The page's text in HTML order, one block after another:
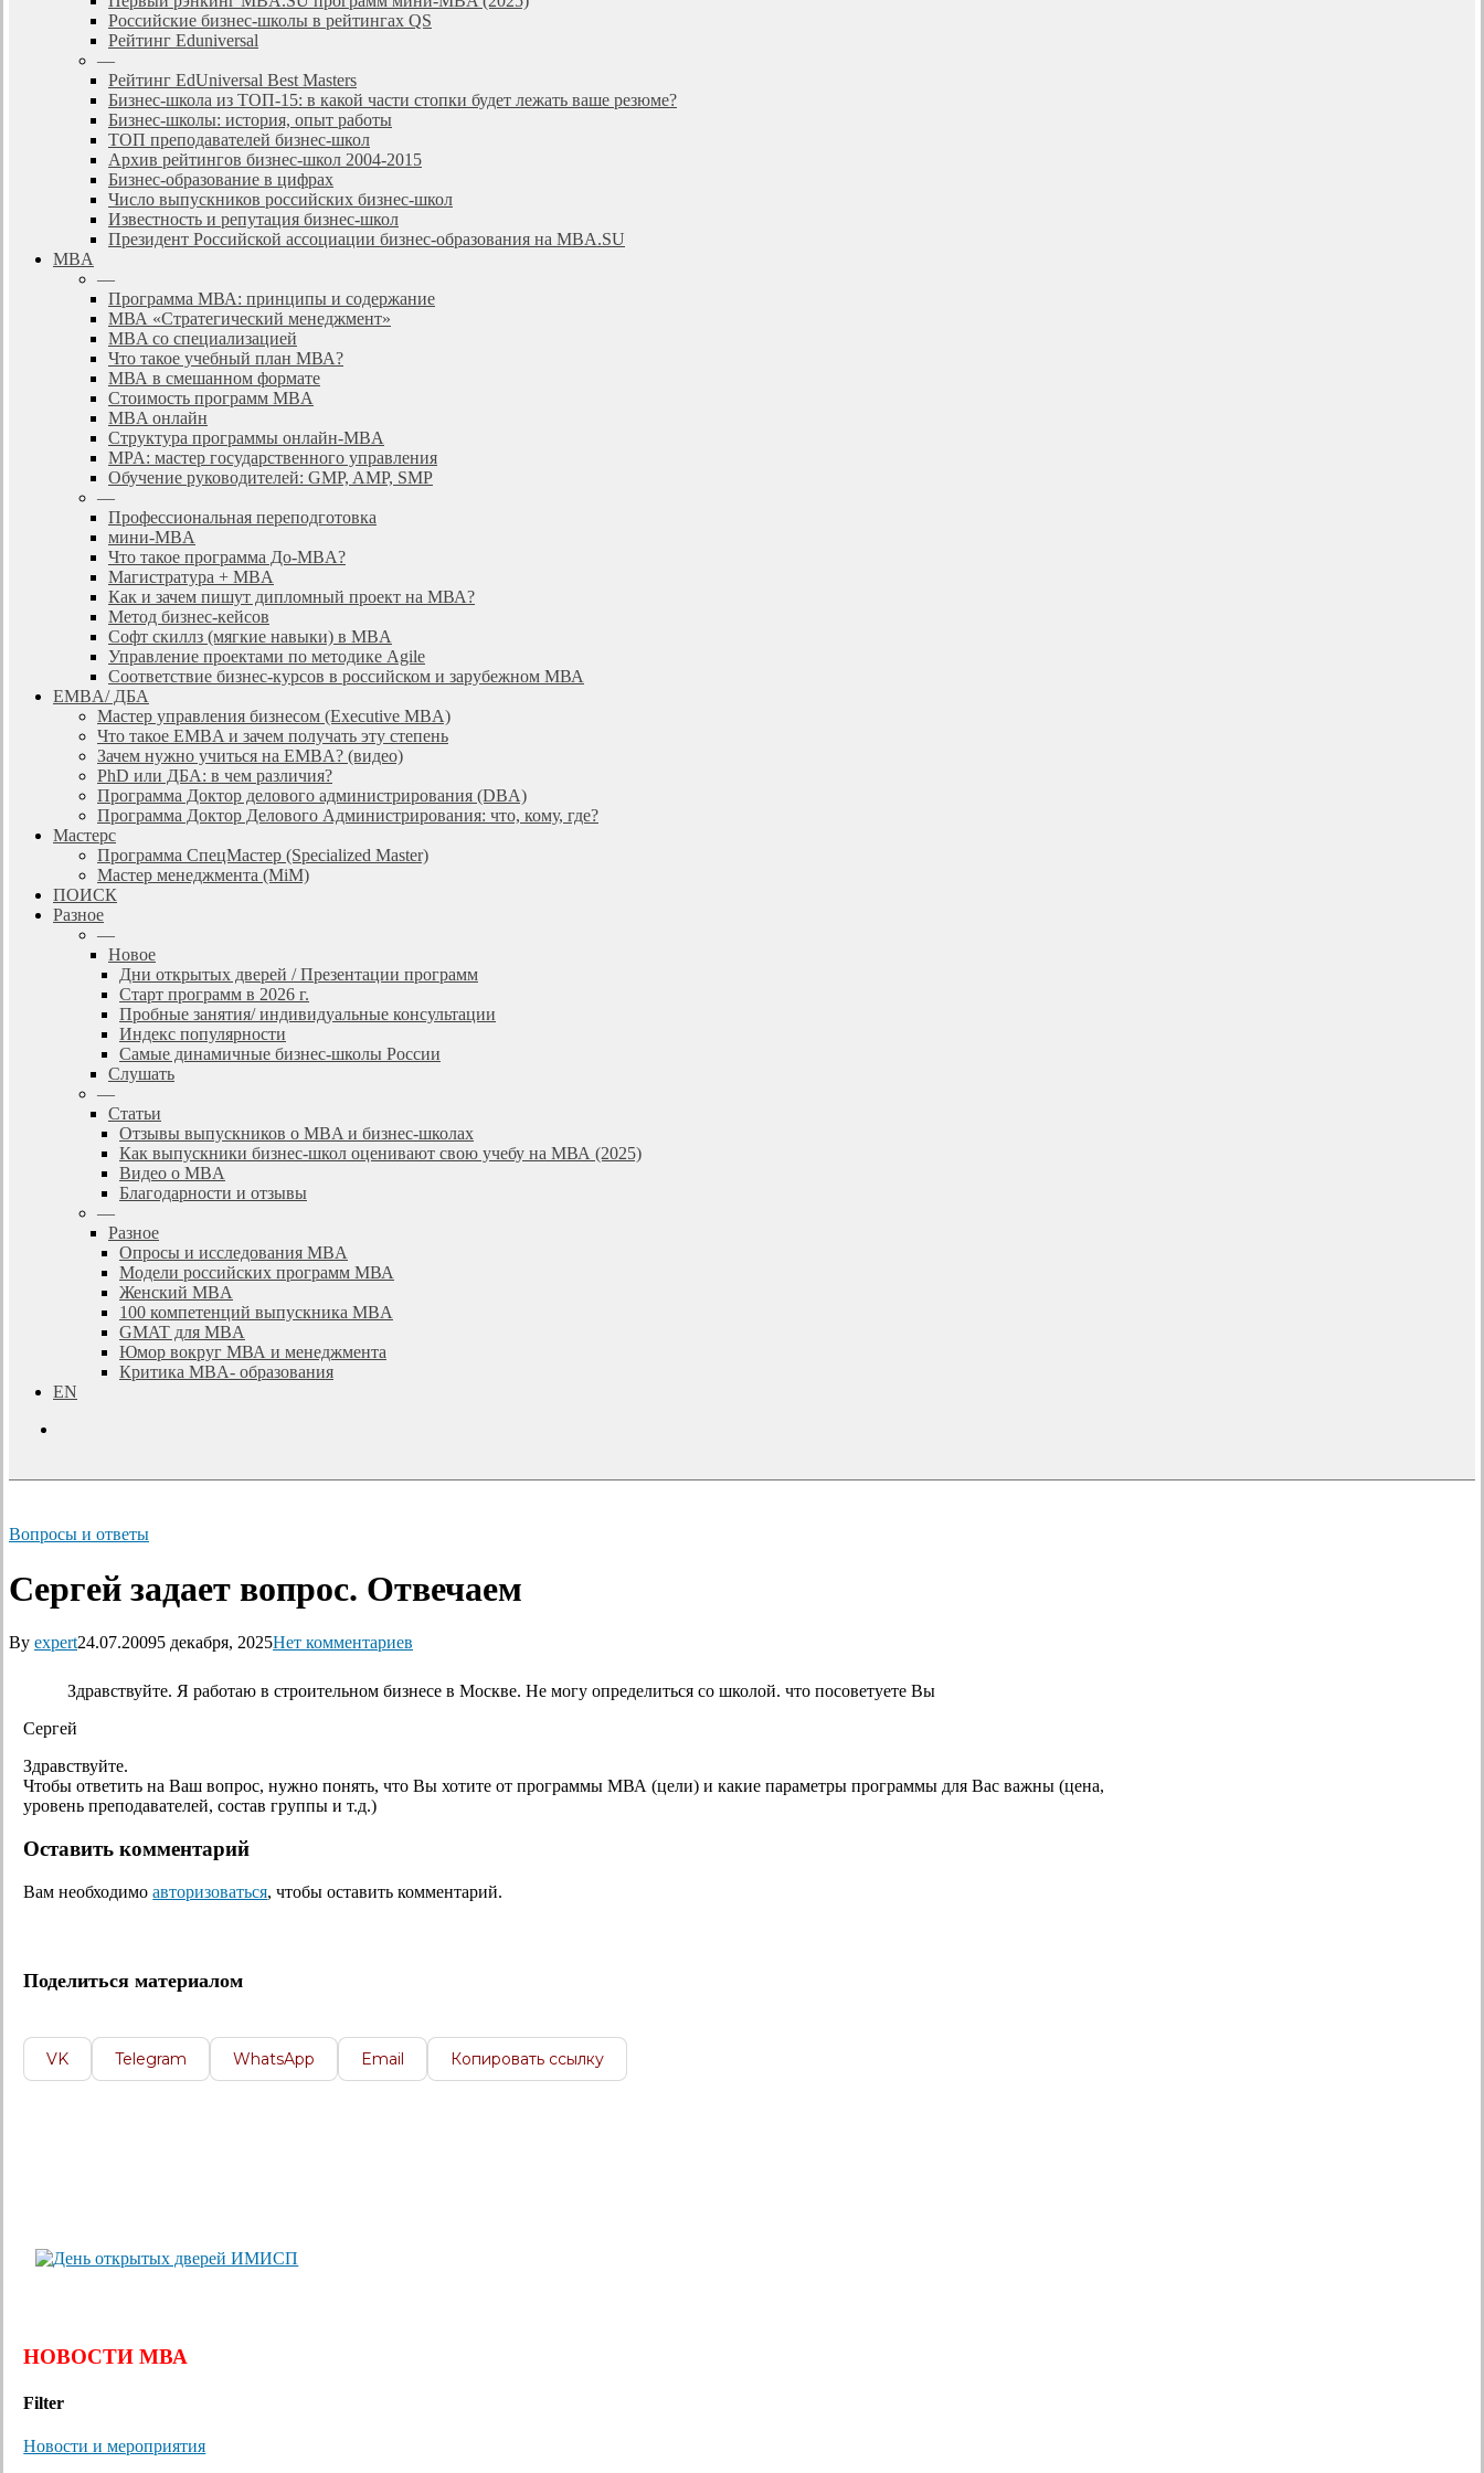
Российские бизнес-школы в рейтингах QS
Рейтинг Eduniversal
—
Рейтинг EdUniversal Best Masters
Бизнес-школа из ТОП-15: в какой части стопки будет лежать ваше резюме?
Бизнес-школы: история, опыт работы
ТОП преподавателей бизнес-школ
Архив рейтингов бизнес-школ 2004-2015
Бизнес-образование в цифрах
Число выпускников российских бизнес-школ
Известность и репутация бизнес-школ
Президент Российской ассоциации бизнес-образования на MBA.SU
MBA
—
Программа МВА: принципы и содержание
МВА «Cтратегический менеджмент»
MBA со специализацией
Что такое учебный план МВА?
МВА в смешанном формате
Стоимость программ MBA
MBA онлайн
Cтруктура программы онлайн-MBA
MPA: мастер государственного управления
Обучение руководителей: GMP, AMP, SMP
—
Профессиональная переподготовка
мини-MBA
Что такое программа До-MBA?
Магистратура + MBA
Как и зачем пишут дипломный проект на МВА?
Метод бизнес-кейсов
Софт скиллз (мягкие навыки) в MBA
Управление проектами по методике Agile
Соответствие бизнес-курсов в российском и зарубежном МВА
EMBA/ ДБA
Мастер управления бизнесом (Executive MBA)
Что такое EMBA и зачем получать эту степень
Зачем нужно учиться на EMBA? (видео)
PhD или ДБА: в чем различия?
Программа Доктор делового администрирования (DBА)
Программа Доктор Делового Администрирования: что, кому, где?
Мастерс
Программа СпецМастер (Specialized Master)
Мастер менеджмента (MiM)
ПОИСК
Разное
—
Новое
Дни открытых дверей / Презентации программ
Старт программ в 2026 г.
Пробные занятия/ индивидуальные консультации
Индекс популярности
Самые динамичные бизнес-школы России
Слушать
—
Статьи
Отзывы выпускников о MBA и бизнес-школах
Как выпускники бизнес-школ оценивают свою учебу на МВА (2025)
Видео о MBA
Благодарности и отзывы
—
Разное
Опросы и исследования MBA
Модели российских программ МВА
Женский MBA
100 компетенций выпускника MBA
GMAT для MBA
Юмор вокруг МВА и менеджмента
Критика MBA- образования
EN
Вопросы и ответы
Сергей задает вопрос. Отвечаем
By expert24.07.20095 декабря, 2025Нет комментариев
Здравствуйте. Я работаю в строительном бизнесе в Москве. Не могу определиться со школой. что посоветуете Вы
Сергей
Здравствуйте.
Чтобы ответить на Ваш вопрос, нужно понять, что Вы хотите от программы МВА (цели) и какие параметры программы для Вас важны (цена,
уровень преподавателей, состав группы и т.д.)
Оставить комментарий
Вам необходимоавторизоваться, чтобы оставить комментарий.
Поделиться материалом
VK Telegram WhatsApp Email Копировать ссылку
НОВОСТИ МВА
Filter
Новости и мероприятия